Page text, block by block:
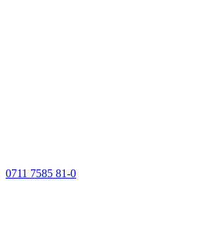
0711 7585 81-0